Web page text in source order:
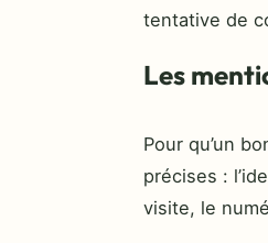
tentative de
Les
Pour qu’un
précises :
visite, le